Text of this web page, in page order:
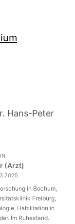
Hans-Peter
(Arzt)
in Bochum,
Freiburg,
Habilitation in
Im Ruhestand.